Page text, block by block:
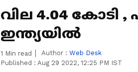
വില 4.04 കോടി
ഇന്ത്യയിൽ
1 Min read Author : Web Desk
Published : Aug 29 2022, 12:25 PM IST